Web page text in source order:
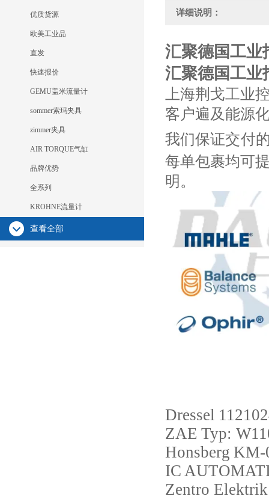
优质货源
欧美工业品
直发
快速报价
GEMU盖米流量计
sommer索玛夹具
zimmer夹具
AIR TORQUE气缸
品牌优势
全系列
KROHNE流量计
查看全部
详细说明：
汇聚德国工业
汇聚德国工业
上海荆戈工业
客户遍及能源
我们保证交付
每单包裹均可
明。
Dressel
ZAE Typ:
Honsberg KM-
IC
Zentro